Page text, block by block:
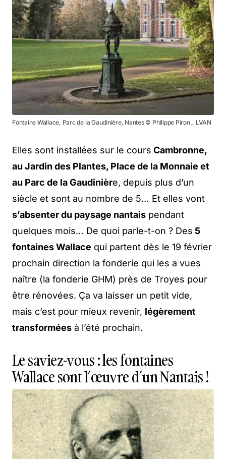
Fontaine Wallace, Parc de la Gaudinière, Nantes © Philippe Piron _ LVAN
Elles sont installées sur le cours Cambronne,
au Jardin des Plantes, Place de la Monnaie et
au Parc de la Gaudinière, depuis plus d’un
siècle et sont au nombre de 5… Et elles vont
s’absenter du paysage nantais pendant
quelques mois… De quoi parle-t-on ? Des 5
fontaines Wallace qui partent dès le 19 février
prochain direction la fonderie qui les a vues
naître (la fonderie GHM) près de Troyes pour
être rénovées. Ça va laisser un petit vide,
mais c’est pour mieux revenir, légèrement
transformées à l’été prochain.
Le saviez-vous : les fontaines
Wallace sont l’œuvre d’un Nantais !